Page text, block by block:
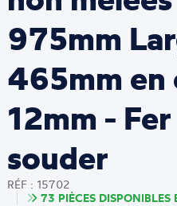
975mm
465mm en
12mm -
souder
RÉF : 15702
73 PIÈCES DISPONIBLES